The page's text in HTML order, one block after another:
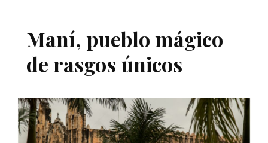
Maní, pueblo mágico
de rasgos únicos